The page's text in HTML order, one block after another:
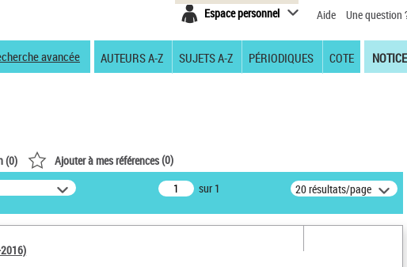
Espace personnel Aide Une question
avancée AUTEURS A-Z SUJETS A-Z PÉRIODIQUES COTE
(0) Ajouter à mes références(0)
sur 1 20 résultats/page